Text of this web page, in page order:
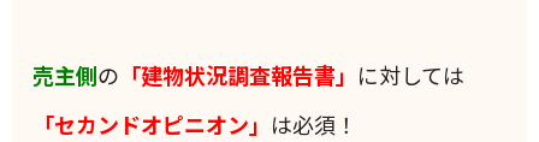
売主側の 「建物状況調査報告書」 に対しては
「セカンドオピニオン」 は必須！